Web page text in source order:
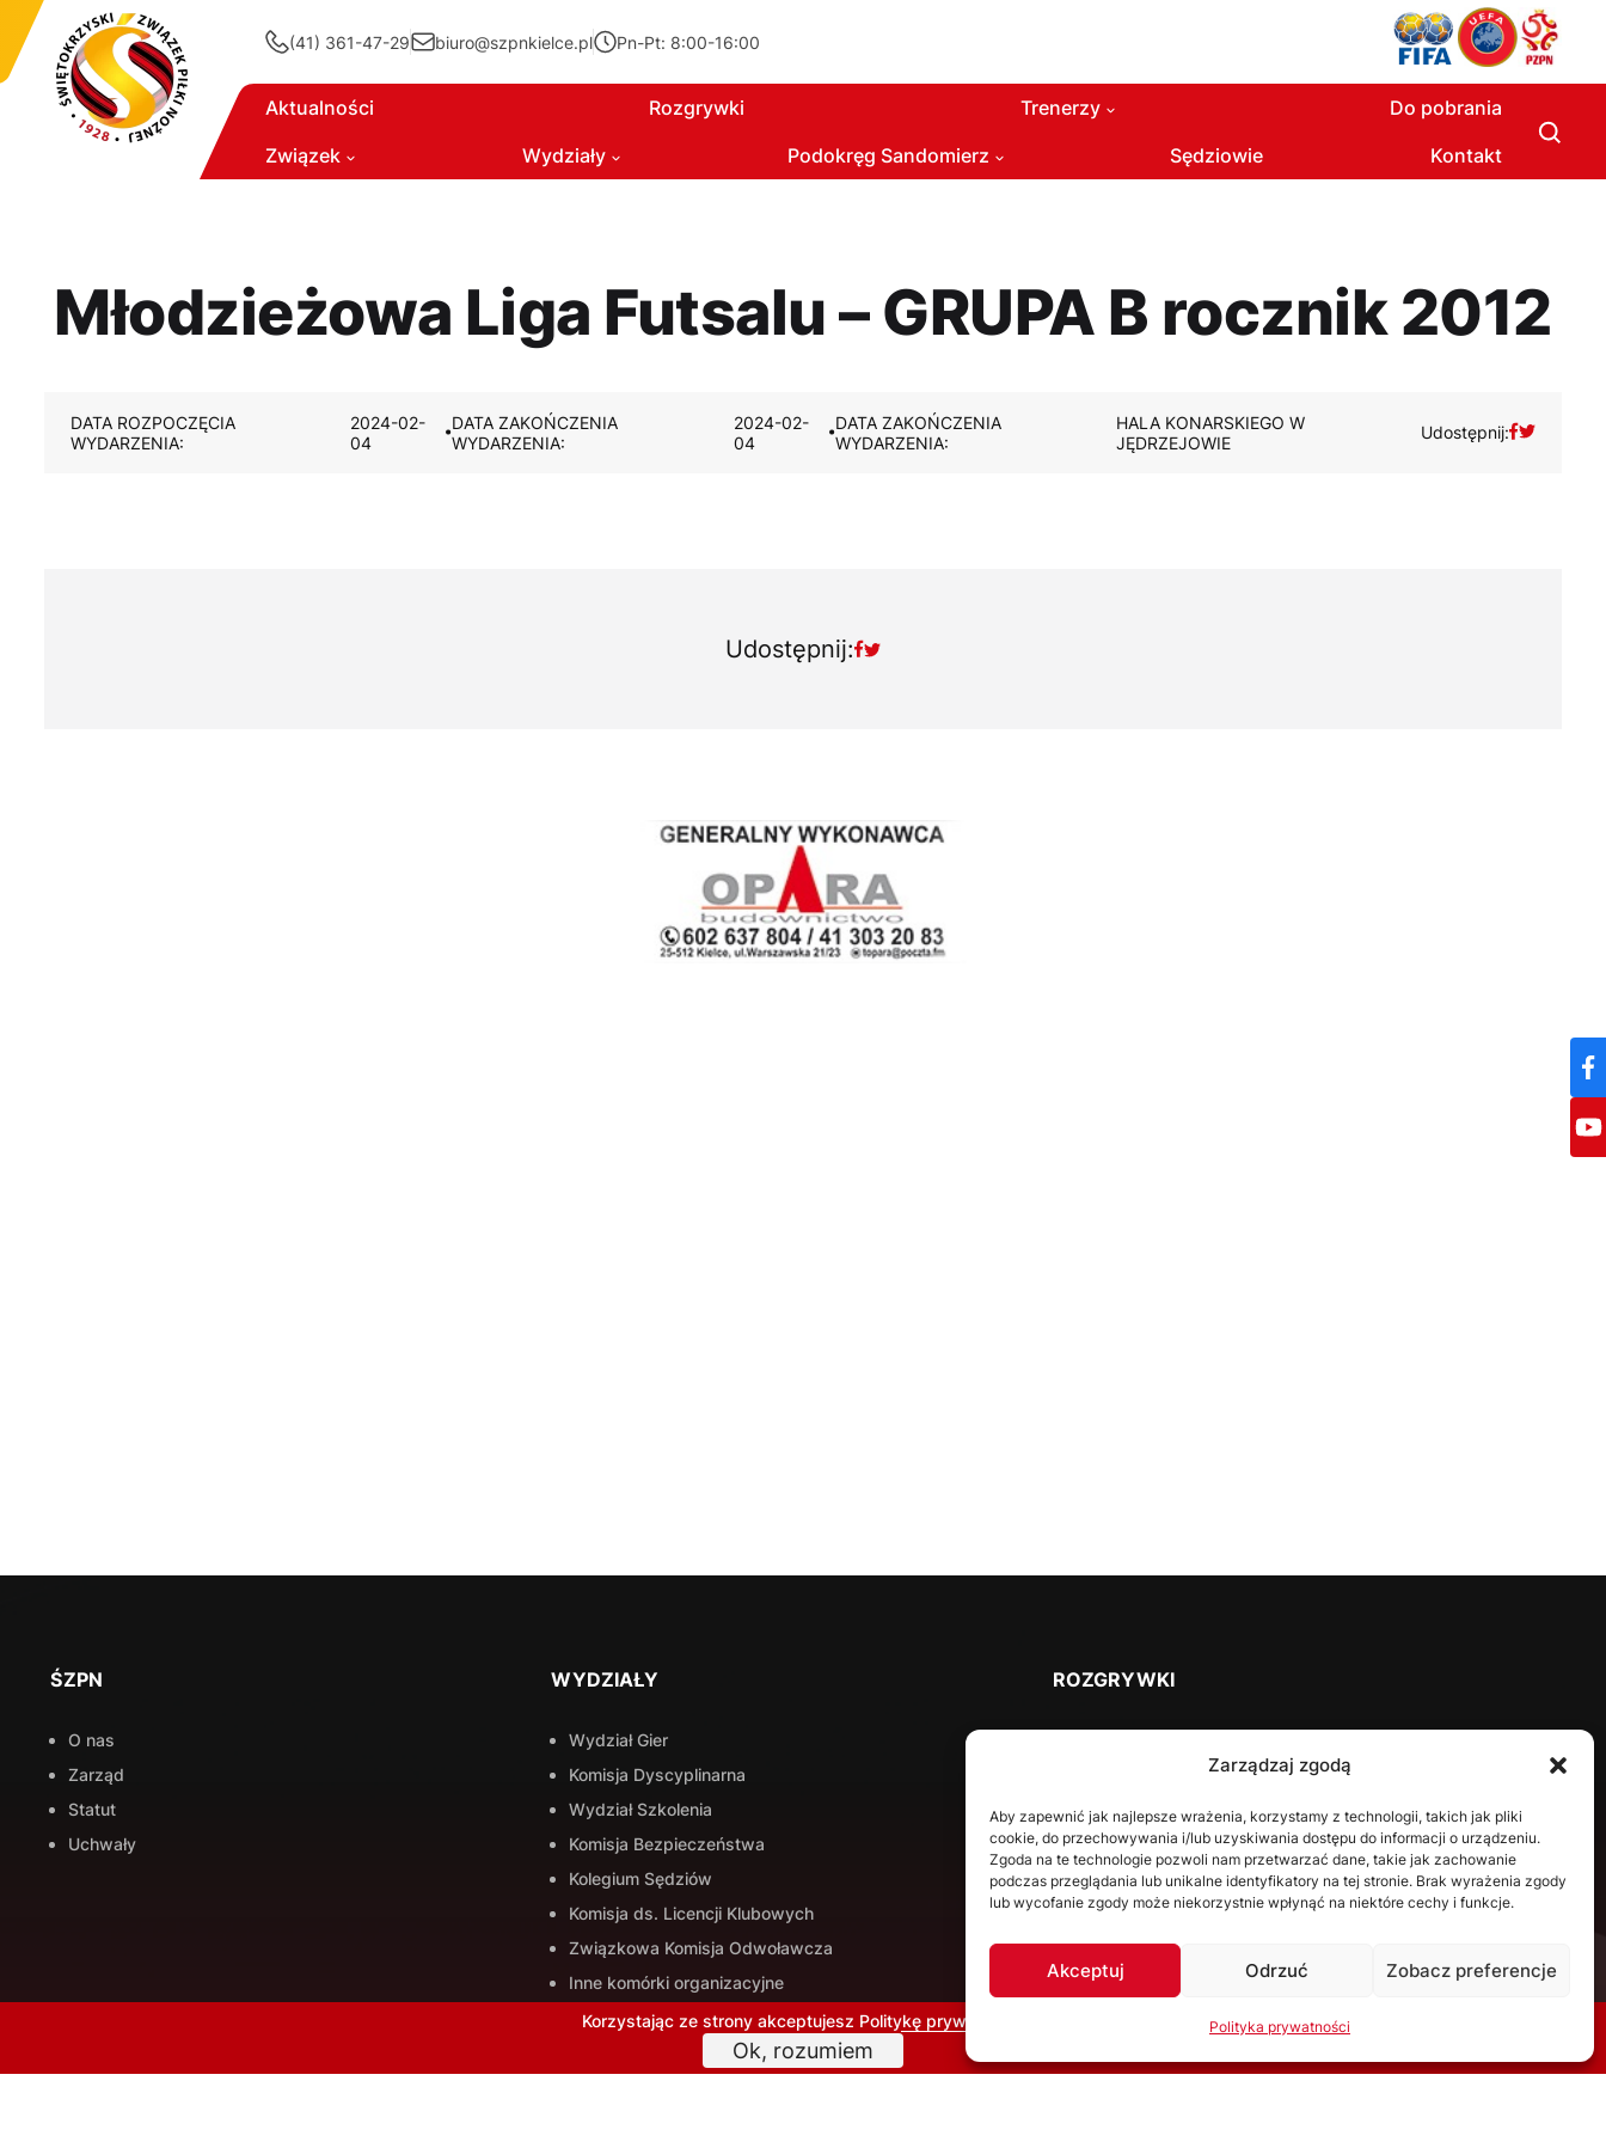
Zarządzaj zgodą
Aby zapewnić jak najlepsze wrażenia, korzystamy z technologii, takich jak pliki
cookie, do przechowywania i/lub uzyskiwania dostępu do informacji o urządzeniu.
Zgoda na te technologie pozwoli nam przetwarzać dane, takie jak zachowanie
podczas przeglądania lub unikalne identyfikatory na tej stronie. Brak wyrażenia zgody
lub wycofanie zgody może niekorzystnie wpłynąć na niektóre cechy i funkcje.
Akceptuj Odrzuć Zobacz preferencje
Polityka prywatności
(41) 361-47-29 biuro@szpnkielce.pl Pn-Pt: 8:00-16:00
Związek
Aktualności
Wydziały
Rozgrywki
Podokręg Sandomierz
Trenerzy
Sędziowie
Do pobrania
Kontakt
Młodzieżowa Liga Futsalu – GRUPA B rocznik 2012
DATA ROZPOCZĘCIA
WYDARZENIA:
2024-02-
04
DATA ZAKOŃCZENIA
WYDARZENIA:
2024-02-
04
DATA ZAKOŃCZENIA
WYDARZENIA:
HALA KONARSKIEGO W
JĘDRZEJOWIE
Udostępnij:
Udostępnij:
ŚZPN
O nas
Zarząd
Statut
Uchwały
WYDZIAŁY
Wydział Gier
Komisja Dyscyplinarna
Wydział Szkolenia
Komisja Bezpieczeństwa
Kolegium Sędziów
Komisja ds. Licencji Klubowych
Związkowa Komisja Odwoławcza
Inne komórki organizacyjne
ROZGRYWKI
2023/2024
2022/2023
2021/2022
2020/2021
2019/2020
2018/2019
Korzystając ze strony akceptujesz Politykę prywatności
Ok, rozumiem